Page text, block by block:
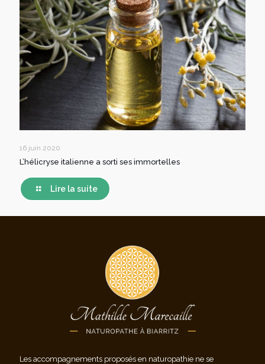
16 juin 2020
L’hélicryse italienne a sorti ses immortelles
Lire la suite
Les accompagnements proposés en naturopathie ne se